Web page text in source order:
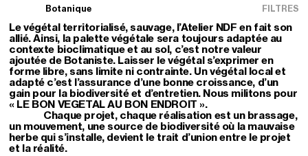
Botanique
Le végétal territorialisé, sauvage, l’Atelier NDF en fait son
allié. Ainsi, la palette végétale sera toujours adaptée au
contexte bioclimatique et au sol, c’est notre valeur
ajoutée de Botaniste. Laisser le végétal s’exprimer en
forme libre, sans limite ni contrainte. Un végétal local et
adapté c’est l’assurance d’une bonne croissance, d’un
gain pour la biodiversité et d’entretien. Nous militons pour
« LE BON VEGETAL AU BON ENDROIT ».
Chaque projet, chaque réalisation est un brassage,
un mouvement, une source de biodiversité où la mauvaise
herbe qui s’installe, devient le trait d’union entre le projet
et la réalité.
FILTRES